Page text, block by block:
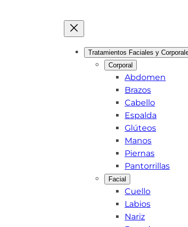
Tratamientos Faciales y
Corporal
Abdomen
Brazos
Cabello
Espalda
Glúteos
Manos
Piernas
Pantorrillas
Facial
Cuello
Labios
Nariz